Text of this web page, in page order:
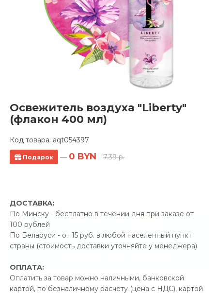
Освежитель воздуха "Liberty"
(флакон 400 мл)
Код товара: aqt054397
Подарок — 0 BYN 7.39 р.
ДОСТАВКА:
По Минску - бесплатно в течении дня при заказе от
100 рублей
По Беларуси - от 15 руб. в любой населенный пункт
страны (стоимость доставки уточняйте у менеджера)
ОПЛАТА:
Оплатить за товар можно наличными, банковской
картой, по безналичному расчету (цена с НДС), картой
Полотенцесушитель водяной Двин
N 500x1000
-5%
Экономия37.00 р.
В наличии